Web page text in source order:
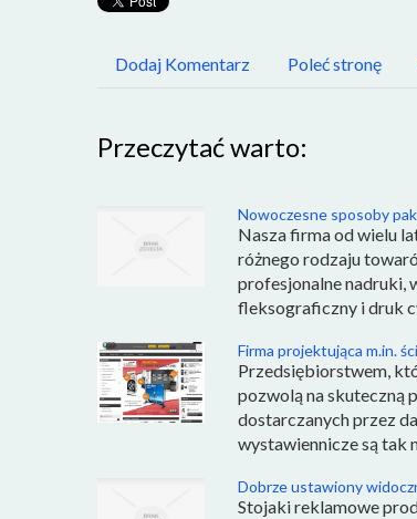
Dodaj Komentarz Poleć stronę
Przeczytać warto:
Nowoczesne sposoby
Nasza firma od wielu
różnego rodzaju
profesjonalne nadruki,
fleksograficzny i druk
Firma projektująca m.in.
Przedsiębiorstwem,
pozwolą na skuteczną
dostarczanych przez
wystawiennicze są tak
Dobrze ustawiony
Stojaki reklamowe